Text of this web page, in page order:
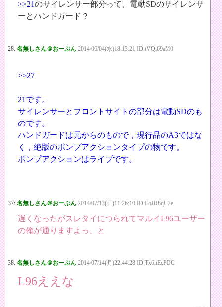
>>21のサイレンサー部分って、電動SDのサイレンサ
ーとハンドガード？
28: 名無しさん＠おーぷん 2014/06/04(水)18:13:21 ID:tVQi69aM0
>>27
21です。
サイレンサーとフロントサイトの部分は電動SDのも
のです。
ハンドガードは元からのもので，現行品のA3ではな
く，絶版のポンプアクションタイプの物です。
ポンプアクションはライブです。
37: 名無しさん＠おーぷん 2014/07/13(日)11:26:10 ID:EoJR8qU2e
遅くなったがスレタイにつられてマルイL96ユーザー
の俺が通りますよっ、と
38: 名無しさん＠おーぷん 2014/07/14(月)22:44:28 ID:Tx6nEcPDC
L96ええな